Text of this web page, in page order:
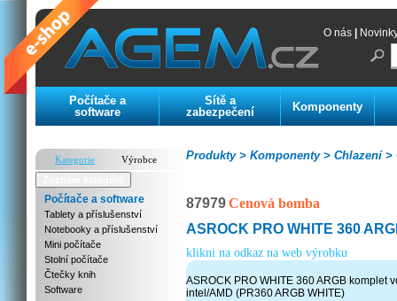
O nás
Počítače a
software
Sítě a
zabezpečení
Komponenty
Kategorie
Výrobce
Počítače a software
Tablety a příslušenství
Notebooky a příslušenství
Mini počítače
Stolní počítače
Čtečky knih
Software
Chlazení >
Komponenty >
Produkty >
87979Cenová bomba
ASROCK PRO WHITE 360
klikni na odkaz na web výrobku
ASROCK PRO WHITE 360 ARGB komplet
intel/AMD (PR360 ARGB WHITE)